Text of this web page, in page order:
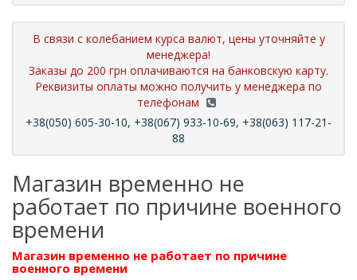
В связи с колебанием курса валют, цены уточняйте у
менеджера!
Заказы до 200 грн оплачиваются на банковскую карту.
Реквизиты оплаты можно получить у менеджера по
телефонам
+38(050) 605-30-10, +38(067) 933-10-69, +38(063) 117-21-
88
Магазин временно не
работает по причине военного
времени
Магазин временно не работает по причине
военного времени